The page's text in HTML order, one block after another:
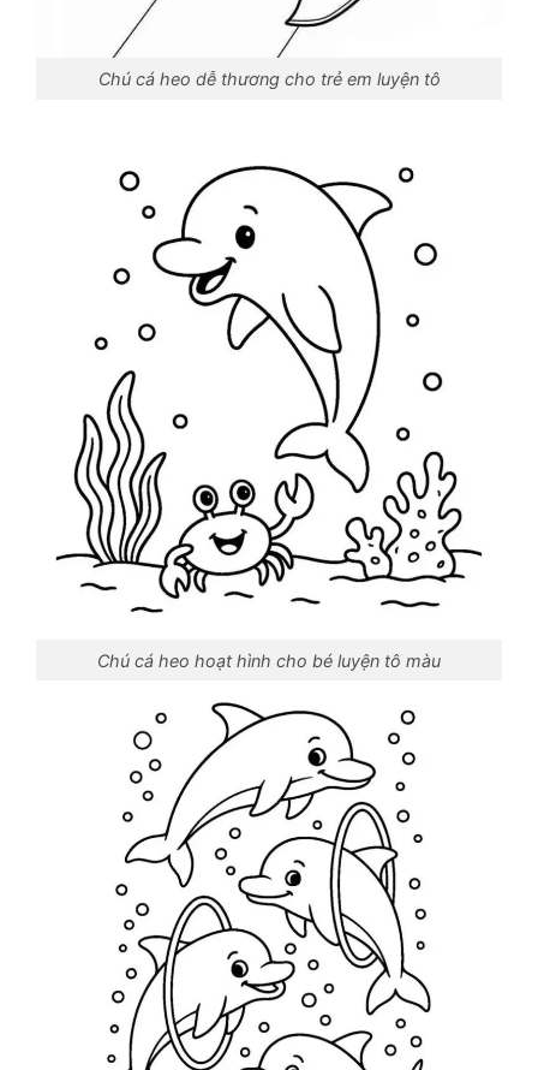
Chú cá heo dễ thương cho trẻ em luyện tô
Chú cá heo hoạt hình cho bé luyện tô màu